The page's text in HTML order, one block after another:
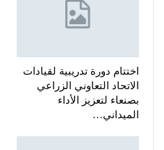
اختتام دورة تدريبية لقيادات
الاتحاد التعاوني الزراعي
بصنعاء لتعزيز الأداء
الميداني…